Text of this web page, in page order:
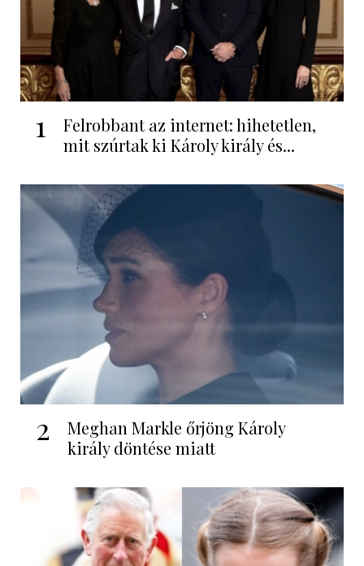
1
Felrobbant az internet: hihetetlen,
mit szúrtak ki Károly király és...
2
Meghan Markle őrjöng Károly
király döntése miatt